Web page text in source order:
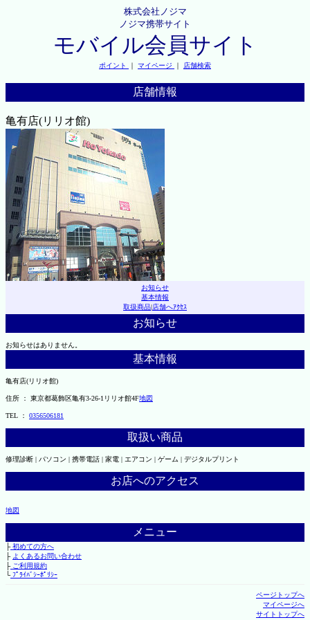
株式会社ノジマ
ノジマ携帯サイト
モバイル会員サイト
ポイント ｜ マイページ ｜ 店舗検索
店舗情報
亀有店(リリオ館)
お知らせ
基本情報
取扱商品|店舗へｱｸｾｽ
お知らせ
お知らせはありません。
基本情報
亀有店(リリオ館)
住所 ： 東京都葛飾区亀有3-26-1リリオ館4F地図
TEL ： 0356506181
取扱い商品
修理診断 | パソコン | 携帯電話 | 家電 | エアコン | ゲーム | デジタルプリント
お店へのアクセス
地図
メニュー
├初めての方へ
├ よくあるお問い合わせ
├ご利用規約
└ﾌﾟﾗｲﾊﾞｼｰﾎﾟﾘｼｰ
ページトップへ
マイページへ
サイトトップへ